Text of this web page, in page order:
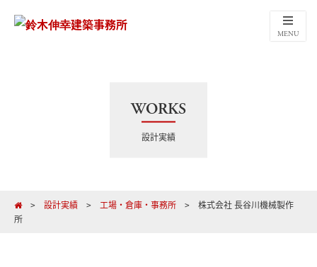
MENU
WORKS
設計実績
> 設計実績 > 工場・倉庫・事務所 > 株式会社 長谷川機械製作
所